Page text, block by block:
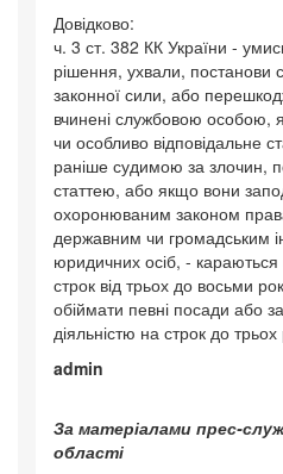
Довідково:
ч. 3 ст. 382 КК України -
рішення, ухвали, постанови
законної сили, або
вчинені службовою особою,
чи особливо відповідальне
раніше судимою за злочин,
статтею, або якщо вони
охоронюваним законом
державним чи громадським
юридичних осіб, -
строк від трьох до восьми
обіймати певні посади або
діяльністю на строк до трьох
admin
За матеріалами прес-
області